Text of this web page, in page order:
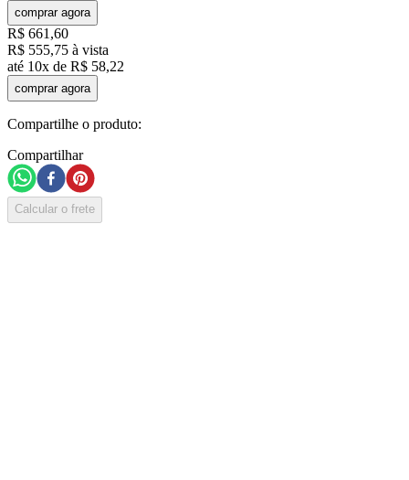
comprar agora
R$ 661,60
R$ 555,75 à vista
até 10x de R$ 58,22
comprar agora
Compartilhe o produto:
Compartilhar
Calcular o frete